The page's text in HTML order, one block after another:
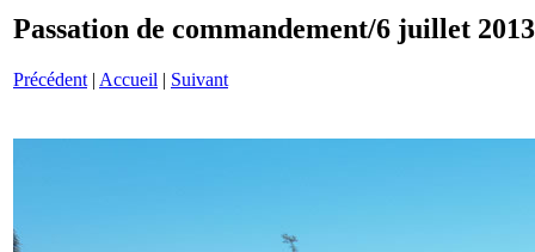
Passation de commandement/6 juillet
Précédent | Accueil | Suivant